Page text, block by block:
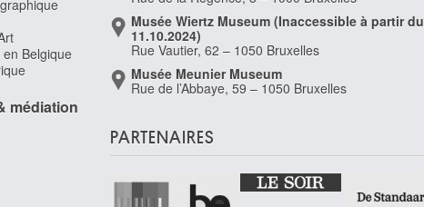
Belgique
médiation
Musée Wiertz Museum (Inaccessible à partir du
11.10.2024)
Rue Vautier, 62 – 1050 Bruxelles
Musée Meunier Museum
Rue de l’Abbaye, 59 – 1050 Bruxelles
PARTENAIRES